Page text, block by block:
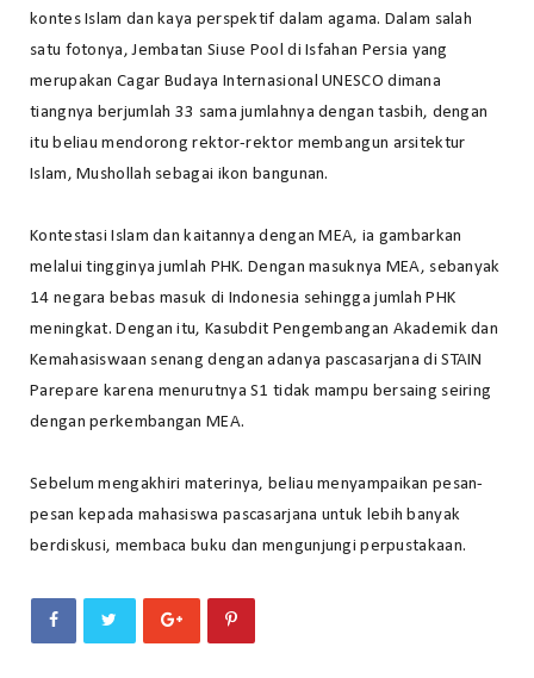
kontes Islam dan kaya perspektif dalam agama. Dalam salah
satu fotonya, Jembatan Siuse Pool di Isfahan Persia yang
merupakan Cagar Budaya Internasional UNESCO dimana
tiangnya berjumlah 33 sama jumlahnya dengan tasbih, dengan
itu beliau mendorong rektor-rektor membangun arsitektur
Islam, Mushollah sebagai ikon bangunan.
Kontestasi Islam dan kaitannya dengan MEA, ia gambarkan
melalui tingginya jumlah PHK. Dengan masuknya MEA, sebanyak
14 negara bebas masuk di Indonesia sehingga jumlah PHK
meningkat. Dengan itu, Kasubdit Pengembangan Akademik dan
Kemahasiswaan senang dengan adanya pascasarjana di STAIN
Parepare karena menurutnya S1 tidak mampu bersaing seiring
dengan perkembangan MEA.
Sebelum mengakhiri materinya, beliau menyampaikan pesan-
pesan kepada mahasiswa pascasarjana untuk lebih banyak
berdiskusi, membaca buku dan mengunjungi perpustakaan.